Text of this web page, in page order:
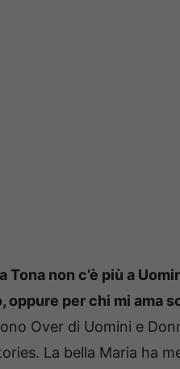
non c’è più a
per chi mi ama
Over di Uomini e
La bella Maria ha